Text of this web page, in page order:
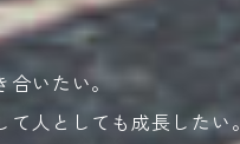
合いたい。
人としても成長したい。